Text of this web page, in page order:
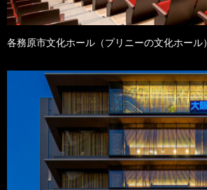
各務原市文化ホール（プリニーの文化ホール）